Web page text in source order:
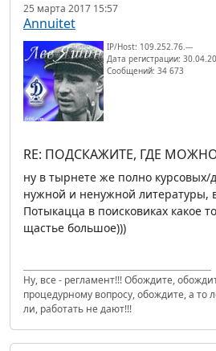
25 марта 2017 15:57
Annuitet
IP/Host: 109.252.76.---
Дата регистрации:
Сообщений: 34 673
RE: ПОДСКАЖИТЕ, ГДЕ
ну в тырнете же полно курсовых/
нужной и ненужной литературы,
Потыкацца в поисковиках какое
щастье большое)))
Ну, все - регламент!!! Обождите,
процедурному вопросу, обождите, а то
ли, работать не дают!!!